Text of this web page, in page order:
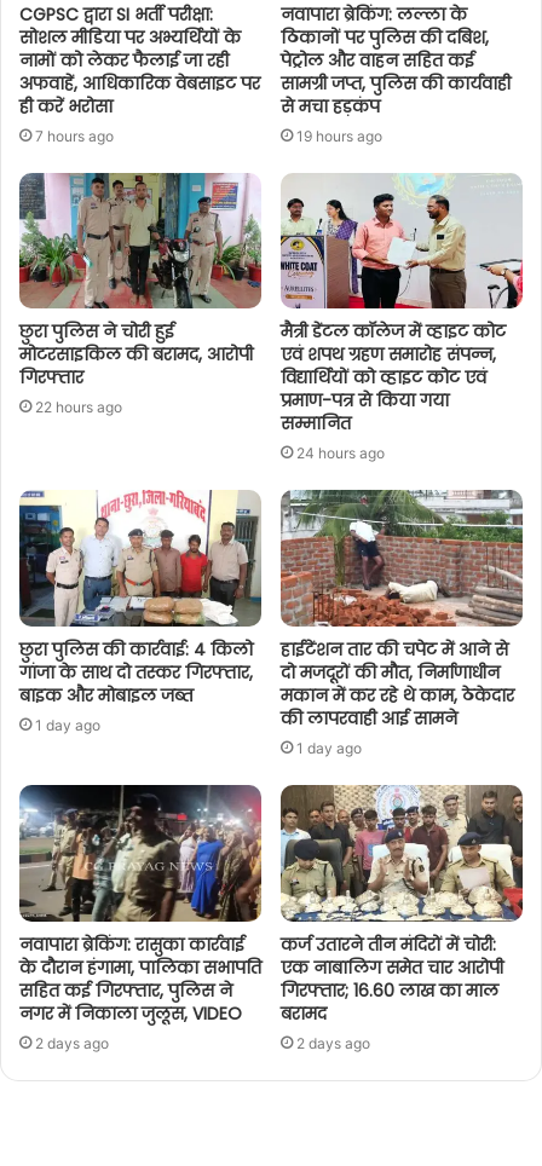
CGPSC द्वारा SI भर्ती परीक्षा:
सोशल मीडिया पर अभ्यर्थियों के
नामों को लेकर फैलाई जा रही
अफवाहें, आधिकारिक वेबसाइट पर
ही करें भरोसा
7 hours ago
नवापारा ब्रेकिंग: लल्ला के
ठिकानों पर पुलिस की दबिश,
पेट्रोल और वाहन सहित कई
सामग्री जप्त, पुलिस की कार्यवाही
से मचा हड़कंप
19 hours ago
छुरा पुलिस ने चोरी हुई
मोटरसाइकिल की बरामद, आरोपी
गिरफ्तार
22 hours ago
मैत्री डेंटल कॉलेज में व्हाइट कोट
एवं शपथ ग्रहण समारोह संपन्न,
विद्यार्थियों को व्हाइट कोट एवं
प्रमाण-पत्र से किया गया
सम्मानित
24 hours ago
छुरा पुलिस की कार्रवाई: 4 किलो
गांजा के साथ दो तस्कर गिरफ्तार,
बाइक और मोबाइल जब्त
1 day ago
हाईटेंशन तार की चपेट में आने से
दो मजदूरों की मौत, निर्माणाधीन
मकान में कर रहे थे काम, ठेकेदार
की लापरवाही आई सामने
1 day ago
नवापारा ब्रेकिंग: रासुका कार्रवाई
के दौरान हंगामा, पालिका सभापति
सहित कई गिरफ्तार, पुलिस ने
नगर में निकाला जुलूस, VIDEO
2 days ago
कर्ज उतारने तीन मंदिरों में चोरी:
एक नाबालिग समेत चार आरोपी
गिरफ्तार; 16.60 लाख का माल
बरामद
2 days ago